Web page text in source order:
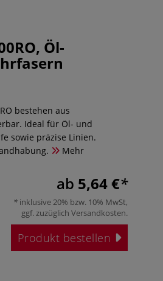
Öl-
bestehen aus
Ideal für Öl- und
sowie präzise Linien.
Mehr
ab 5,64 €
inklusive 20% bzw. 10% MwSt,
ggf. zuzüglich Versandkosten.
Produkt bestellen